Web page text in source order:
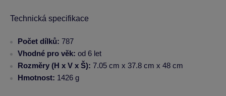
Technická specifikace
Počet dílků: 787
Vhodné pro věk: od 6 let
Rozměry (H x V x Š): 7.05 cm x 37.8 cm x 48 cm
Hmotnost: 1426 g